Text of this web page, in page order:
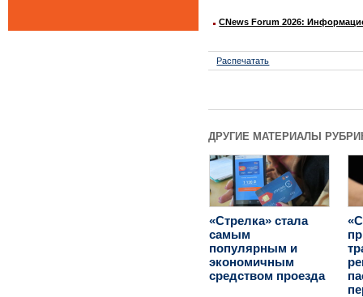
CNews Forum 2026:
Распечатать
ДРУГИЕ МАТЕРИАЛЫ
«Стрелка» стала
самым
популярным и
экономичным
средством проезда